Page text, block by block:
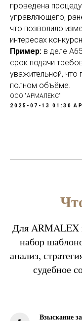
проведена
управляющего,
что позволило
интересах
Пример: в деле
срок подачи
уважительной, что
полном объёме.
ООО "АРМАЛЕКС"
2025-07-13 01:30
Для ARMALEX
набор
анализ,
судебное
Взыскание